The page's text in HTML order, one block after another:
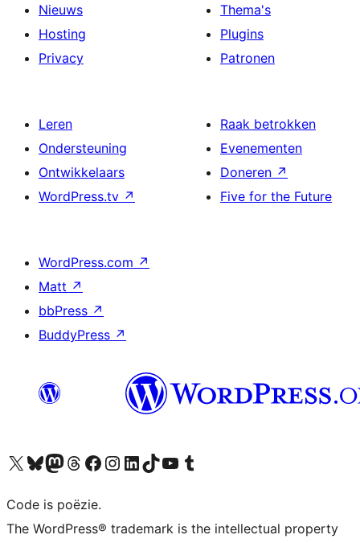
Nieuws
Hosting
Privacy
Thema's
Plugins
Patronen
Leren
Ondersteuning
Ontwikkelaars
WordPress.tv ↗
Raak betrokken
Evenementen
Doneren ↗
Five for the Future
WordPress.com ↗
Matt ↗
bbPress ↗
BuddyPress ↗
Bezoek ons X (voorheen Twitter) account
Bezoek ons Bluesky account
Bezoek ons Mastodon account
Bezoek ons Threads account
Onze Facebook pagina bezoeken
Bezoek ons Instagram account
Bezoek ons LinkedIn account
Bezoek ons TikTok account
Bezoek ons YouTube kanaalBezoek ons Tumblr account
Code is poëzie.
The WordPress® trademark is the intellectual property